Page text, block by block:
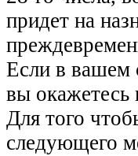
придет на
Если в вашем
вы окажетесь
Для того
следующего